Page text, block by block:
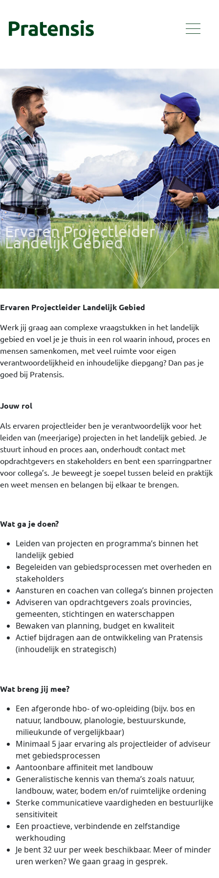
Ervaren Projectleider
Landelijk Gebied
Ervaren Projectleider Landelijk Gebied
Werk jij graag aan complexe vraagstukken in het landelijk
gebied en voel je je thuis in een rol waarin inhoud, proces en
mensen samenkomen, met veel ruimte voor eigen
verantwoordelijkheid en inhoudelijke diepgang? Dan pas je
goed bij Pratensis.
Jouw rol
Als ervaren projectleider ben je verantwoordelijk voor het
leiden van (meerjarige) projecten in het landelijk gebied. Je
stuurt inhoud en proces aan, onderhoudt contact met
opdrachtgevers en stakeholders en bent een sparringpartner
voor collega’s. Je beweegt je soepel tussen beleid en praktijk
en weet mensen en belangen bij elkaar te brengen.
Wat ga je doen?
Leiden van projecten en programma’s binnen het
landelijk gebied
Begeleiden van gebiedsprocessen met overheden en
stakeholders
Aansturen en coachen van collega’s binnen projecten
Adviseren van opdrachtgevers zoals provincies,
gemeenten, stichtingen en waterschappen
Bewaken van planning, budget en kwaliteit
Actief bijdragen aan de ontwikkeling van Pratensis
(inhoudelijk en strategisch)
Wat breng jij mee?
Een afgeronde hbo- of wo-opleiding (bijv. bos en
natuur, landbouw, planologie, bestuurskunde,
milieukunde of vergelijkbaar)
Minimaal 5 jaar ervaring als projectleider of adviseur
met gebiedsprocessen
Aantoonbare affiniteit met landbouw
Generalistische kennis van thema’s zoals natuur,
landbouw, water, bodem en/of ruimtelijke ordening
Sterke communicatieve vaardigheden en bestuurlijke
sensitiviteit
Een proactieve, verbindende en zelfstandige
werkhouding
Je bent 32 uur per week beschikbaar. Meer of minder
uren werken? We gaan graag in gesprek.